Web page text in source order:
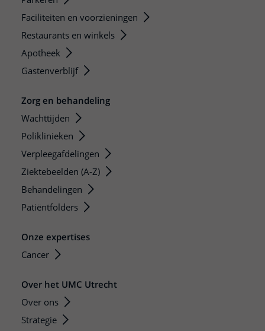
Faciliteiten en voorzieningen
Restaurants en winkels
Apotheek
Gastenverblijf
Zorg en behandeling
Wachttijden
Poliklinieken
Verpleegafdelingen
Ziektebeelden (A-Z)
Behandelingen
Patiëntfolders
Onze expertises
Cancer
Over het UMC Utrecht
Over ons
Strategie